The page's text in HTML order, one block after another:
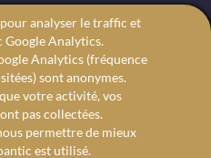
analyser le traffic et
Google Analytics.
Analytics (fréquence
sont anonymes.
votre activité, vos
pas collectées.
permettre de mieux
est utilisé.